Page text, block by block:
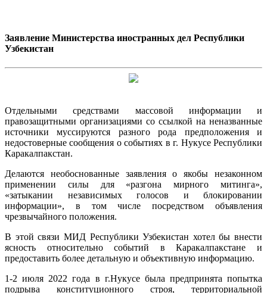
Заявление Министерства иностранных дел Республики
Узбекистан
Отдельными средствами массовой информации и
правозащитными организациями со ссылкой на неназванные
источники муссируются разного рода предположения и
недостоверные сообщения о событиях в г. Нукусе Республики
Каракалпакстан.
Делаются необоснованные заявления о якобы незаконном
применении силы для «разгона мирного митинга»,
«затыкании независимых голосов и блокировании
информации», в том числе посредством объявления
чрезвычайного положения.
В этой связи МИД Республики Узбекистан хотел бы внести
ясность относительно событий в Каракалпакстане и
предоставить более детальную и объективную информацию.
1-2 июля 2022 года в г.Нукусе была предпринята попытка
подрыва конституционного строя, территориальной